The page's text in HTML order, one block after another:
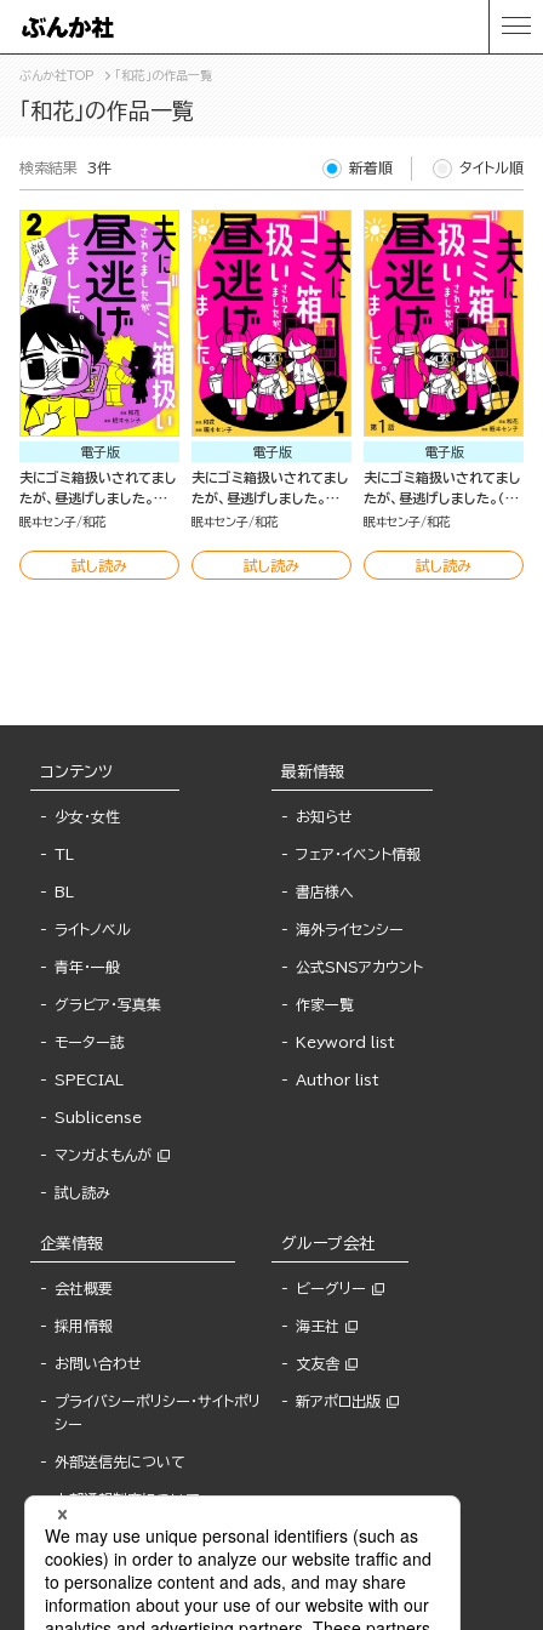
ぶんか社TOP 「和花」の作品一覧
「和花」の作品一覧
検索結果 3件 新着順 タイトル順
電子版
夫にゴミ箱扱いされてまし
たが、昼逃げしました。
（2）
眠ヰセン子 和花
試し読み
電子版
夫にゴミ箱扱いされてまし
たが、昼逃げしました。
（1）
眠ヰセン子 和花
試し読み
電子版
夫にゴミ箱扱いされてまし
たが、昼逃げしました。（分
冊版）
眠ヰセン子 和花
試し読み
コンテンツ
少女・女性
TL
BL
ライトノベル
青年・一般
グラビア・写真集
モーター誌
SPECIAL
Sublicense
マンガよもんが
試し読み
最新情報
お知らせ
フェア・イベント情報
書店様へ
海外ライセンシー
公式SNSアカウント
作家一覧
Keyword list
Author list
企業情報
会社概要
採用情報
お問い合わせ
プライバシーポリシー・サイトポリ
シー
外部送信先について
内部通報制度について
グループ会社
ビーグリー
海王社
文友舎
新アポロ出版